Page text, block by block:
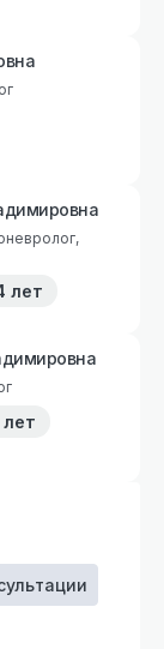
лет
лет